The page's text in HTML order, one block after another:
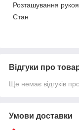
Розташування
Стан
Відгуки про
Ще немає відгуків
Умови доставки